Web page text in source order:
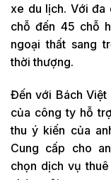
xe du lịch. Với đa
chỗ đến 45 chỗ
ngoại thất sang
thời thượng.
Đến với Bách
của công ty hỗ
thu ý kiến của
Cung cấp cho
chọn dịch vụ